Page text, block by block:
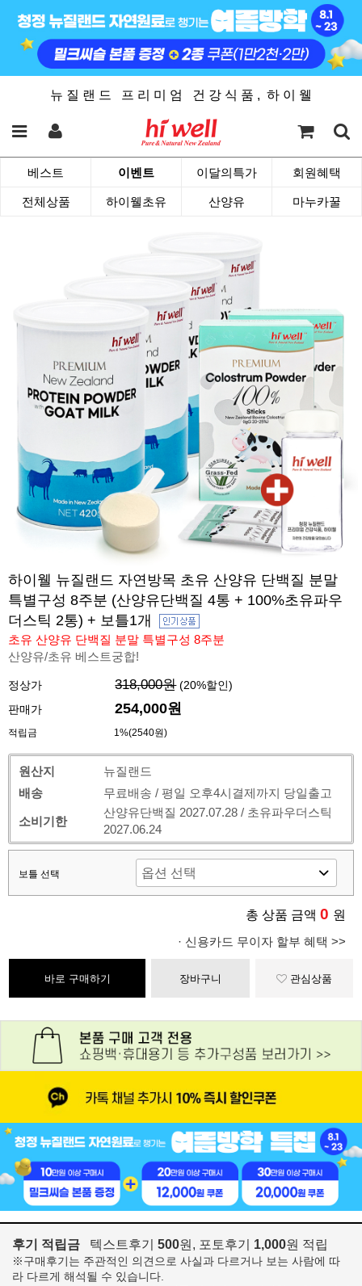
뉴 질 랜 드 프 리 미 엄 건 강 식 품 , 하 이 웰
베스트 이벤트 이달의특가 회원혜택
전체상품 하이웰초유 산양유 마누카꿀
하이웰 뉴질랜드 자연방목 초유 산양유 단백질 분말
특별구성 8주분 (산양유단백질 4통 + 100%초유파우
더스틱 2통) + 보틀1개
초유 산양유 단백질 분말 특별구성 8주분
산양유/초유 베스트궁합!
정상가 318,000원 (20%할인)
판매가
254,000원
적립금 1%(2540원)
원산지
뉴질랜드
배송
무료배송 / 평일 오후4시결제까지 당일출고
소비기한
산양유단백질 2027.07.28 / 초유파우더스틱
2027.06.24
보틀 선택
총 상품 금액 0 원
· 신용카드 무이자 할부 혜택 >>
바로 구매하기 장바구니 관심상품
후기 적립금 텍스트후기 500원, 포토후기 1,000원 적립
※구매후기는 주관적인 의견으로 사실과 다르거나 보는 사람에 따
라 다르게 해석될 수 있습니다.